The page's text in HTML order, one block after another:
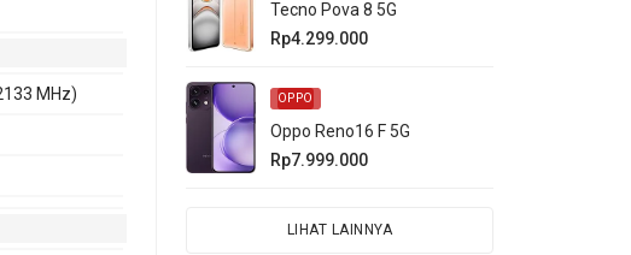
MHz)
Tecno Pova 8 5G
Rp4.299.000
OPPO
Oppo Reno16 F 5G
Rp7.999.000
LIHAT LAINNYA